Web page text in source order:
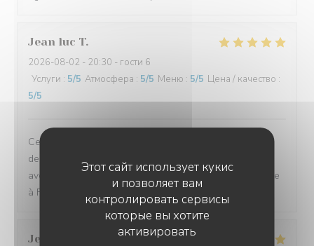
Этот сайт использует кукис
и позволяет вам
контролировать сервисы
которые вы хотите
активировать
Jean luc T
2026-08-02 - 20:30 - гости 6
Услуги : 5/5 Атмосфера : 5/5 Меню : 5/5 Цена / качество :
5/5
Cela faisait plusieurs fois que nous venions aux Jardins
de Sidi Bou Saîd.. Le cadre est idyllique, surtout le soir
avec les illuminations. Serveurs au top (mention spéciale
à Frakito :)), plats délicieux.
Jean charles